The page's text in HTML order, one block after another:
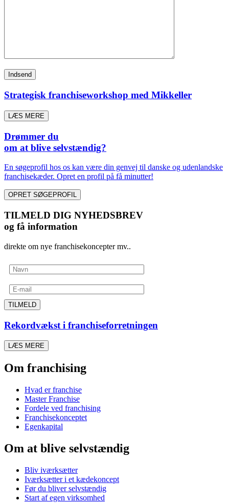
Strategisk franchiseworkshop med Mikkeller
LÆS MERE
Drømmer du
om at blive selvstændig?
En søgeprofil hos os kan være din genvej til danske og udenlandske
franchisekæder. Opret en profil på få minutter!
OPRET SØGEPROFIL
TILMELD DIG NYHEDSBREV
og få information
direkte om nye franchisekoncepter mv..
TILMELD
Rekordvækst i franchiseforretningen
LÆS MERE
Om franchising
Hvad er franchise
Master Franchise
Fordele ved franchising
Franchisekonceptet
Egenkapital
Om at blive selvstændig
Bliv iværksætter
Iværksætter i et kædekoncept
Før du bliver selvstændig
Start af egen virksomhed